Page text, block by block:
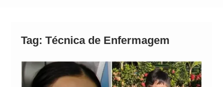
Tag: Técnica de Enfermagem